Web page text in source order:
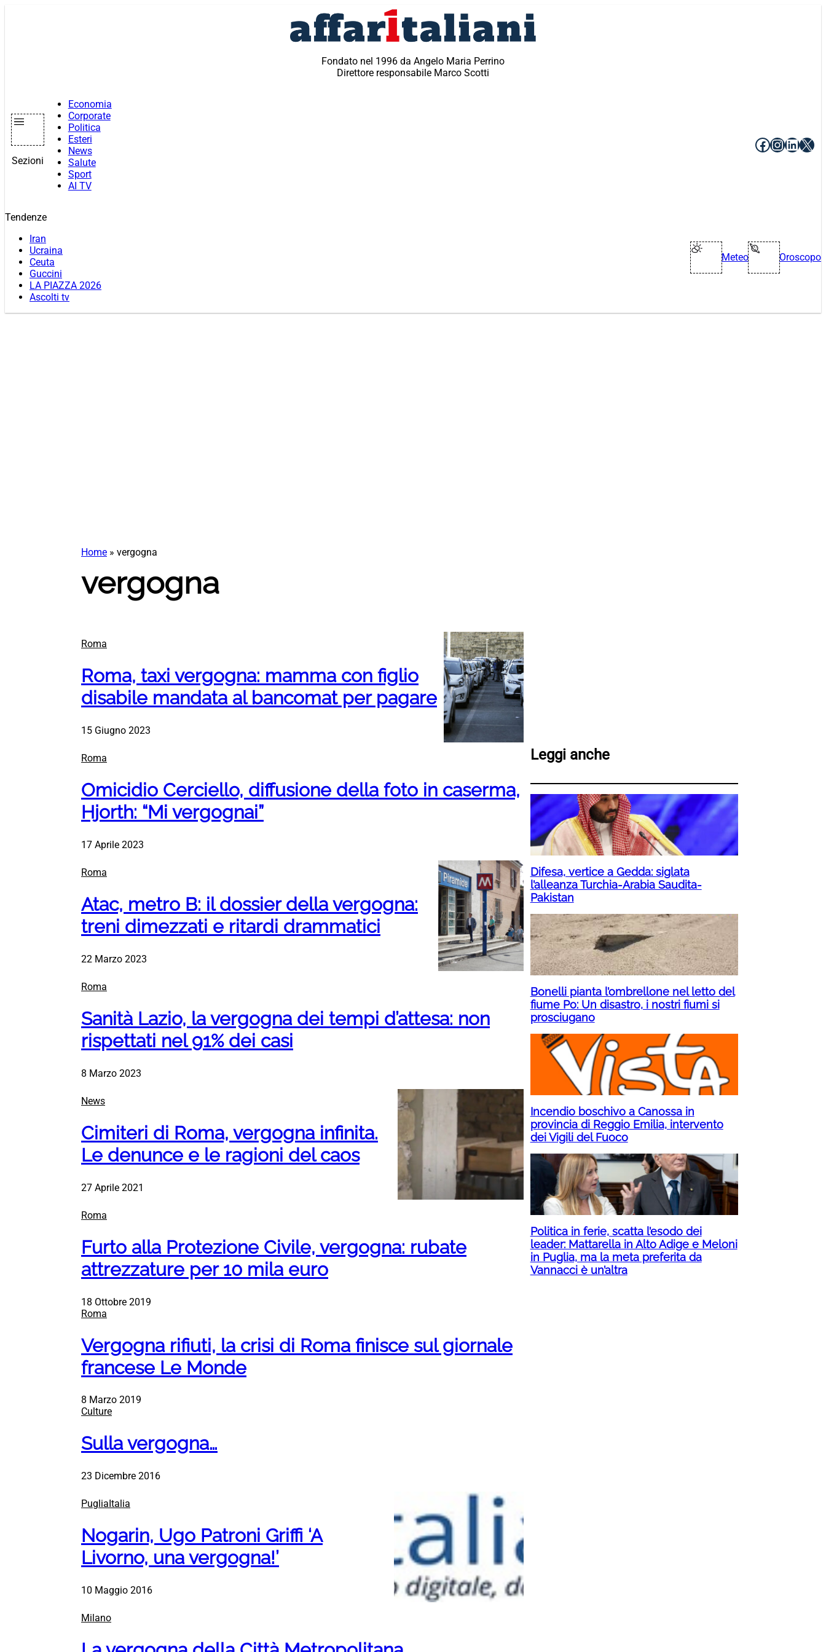
Fondato nel 1996 da Angelo Maria Perrino
Direttore responsabile Marco Scotti
Sezioni
Economia
Corporate
Politica
Esteri
News
Salute
Sport
AI TV
Facebook
X
Tendenze
Iran
Ucraina
Ceuta
Guccini
LA PIAZZA 2026
Ascolti tv
Meteo Oroscopo
Home » vergogna
vergogna
Roma
Roma, taxi vergogna: mamma con figlio
disabile mandata al bancomat per pagare
15 Giugno 2023
Roma
Omicidio Cerciello, diffusione della foto in caserma,
Hjorth: “Mi vergognai”
17 Aprile 2023
Roma
Atac, metro B: il dossier della vergogna:
treni dimezzati e ritardi drammatici
22 Marzo 2023
Roma
Sanità Lazio, la vergogna dei tempi d’attesa: non
rispettati nel 91% dei casi
8 Marzo 2023
News
Cimiteri di Roma, vergogna infinita.
Le denunce e le ragioni del caos
27 Aprile 2021
Roma
Furto alla Protezione Civile, vergogna: rubate
attrezzature per 10 mila euro
18 Ottobre 2019
Roma
Vergogna rifiuti, la crisi di Roma finisce sul giornale
francese Le Monde
8 Marzo 2019
Culture
Sulla vergogna…
23 Dicembre 2016
PugliaItalia
Nogarin, Ugo Patroni Griffi ‘A
Livorno, una vergogna!’
10 Maggio 2016
Milano
Leggi anche
Difesa, vertice a Gedda: siglata
l’alleanza Turchia-Arabia Saudita-
Pakistan
Bonelli pianta l’ombrellone nel letto del
fiume Po: Un disastro, i nostri fiumi si
prosciugano
Incendio boschivo a Canossa in
provincia di Reggio Emilia, intervento
dei Vigili del Fuoco
Politica in ferie, scatta l’esodo dei
leader: Mattarella in Alto Adige e Meloni
in Puglia, ma la meta preferita da
Vannacci è un’altra